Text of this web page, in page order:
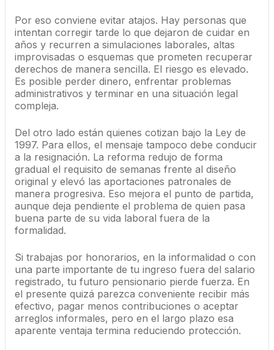
Por eso conviene evitar atajos. Hay personas que
intentan corregir tarde lo que dejaron de cuidar en
años y recurren a simulaciones laborales, altas
improvisadas o esquemas que prometen recuperar
derechos de manera sencilla. El riesgo es elevado.
Es posible perder dinero, enfrentar problemas
administrativos y terminar en una situación legal
compleja.
Del otro lado están quienes cotizan bajo la Ley de
1997. Para ellos, el mensaje tampoco debe conducir
a la resignación. La reforma redujo de forma
gradual el requisito de semanas frente al diseño
original y elevó las aportaciones patronales de
manera progresiva. Eso mejora el punto de partida,
aunque deja pendiente el problema de quien pasa
buena parte de su vida laboral fuera de la
formalidad.
Si trabajas por honorarios, en la informalidad o con
una parte importante de tu ingreso fuera del salario
registrado, tu futuro pensionario pierde fuerza. En
el presente quizá parezca conveniente recibir más
efectivo, pagar menos contribuciones o aceptar
arreglos informales, pero en el largo plazo esa
aparente ventaja termina reduciendo protección.